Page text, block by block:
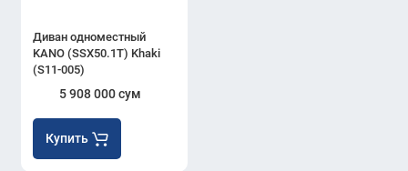
Диван одноместный
KANO (SSX50.1T) Khaki
(S11-005)
5 908 000 сум
Купить